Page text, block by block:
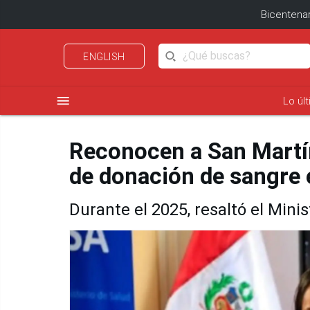
ENGLISH
menu Lo
Reconocen a San
de donación de sangre
Durante el 2025, resaltó el